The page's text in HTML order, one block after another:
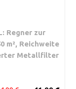
Regner zur
m², Reichweite
Metallfilter